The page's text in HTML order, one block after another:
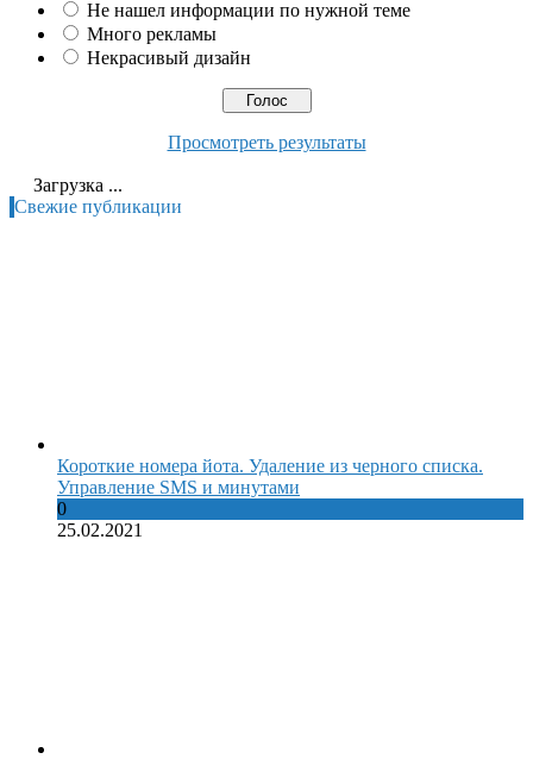
Не нашел информации по нужной теме
Много рекламы
Некрасивый дизайн
Просмотреть результаты
Загрузка ...
Свежие публикации
Короткие номера йота. Удаление из черного списка.
Управление SMS и минутами
0
25.02.2021